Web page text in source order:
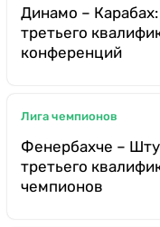
Динамо –
третьего
конференций
Лига чемпионов
Фенербахче –
третьего
чемпионов